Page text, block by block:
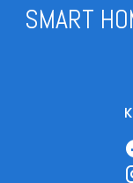
SMART